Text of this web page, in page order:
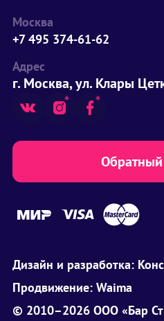
Москва
+7 495 374-61-62
Адрес
г. Москва, ул. Клары
Дизайн и разработка:
Продвижение: Waima
© 2010–2026 ООО «Бар